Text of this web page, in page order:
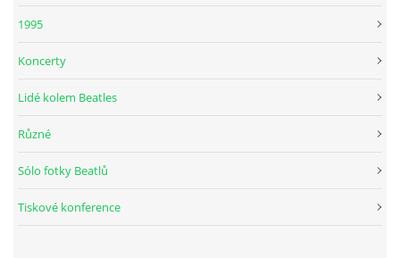
DISKOGRAFIE - BOOTLEGY III
DISKOGRAFIE - BOOTLEGY IV
DISKOGRAFIE - BOOTLEGY V
DISKOGRAFIE - BOOTLEGY VI
1995
Koncerty
Lidé kolem Beatles
Různé
Sólo fotky Beatlů
Tiskové konference